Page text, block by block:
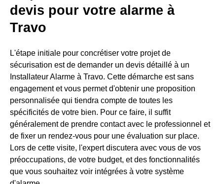
devis pour votre alarme à
Travo
L'étape initiale pour concrétiser votre projet de
sécurisation est de demander un devis détaillé à un
Installateur Alarme à Travo. Cette démarche est sans
engagement et vous permet d'obtenir une proposition
personnalisée qui tiendra compte de toutes les
spécificités de votre bien. Pour ce faire, il suffit
généralement de prendre contact avec le professionnel et
de fixer un rendez-vous pour une évaluation sur place.
Lors de cette visite, l'expert discutera avec vous de vos
préoccupations, de votre budget, et des fonctionnalités
que vous souhaitez voir intégrées à votre système